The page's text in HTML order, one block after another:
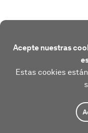
Acepte nuestras
Estas cookies